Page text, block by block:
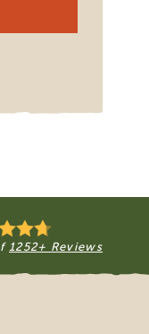
1252+ Reviews